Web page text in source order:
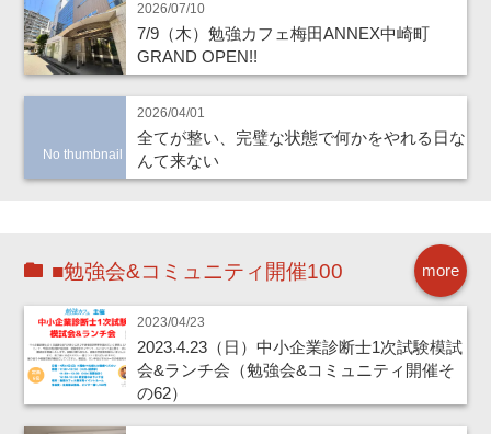
2026/07/10
7/9（木）勉強カフェ梅田ANNEX中崎町
GRAND OPEN!!
No thumbnail
2026/04/01
全てが整い、完璧な状態で何かをやれる日な
んて来ない
more
■勉強会&コミュニティ開催100
2023/04/23
2023.4.23（日）中小企業診断士1次試験模試
会&ランチ会（勉強会&コミュニティ開催そ
の62）